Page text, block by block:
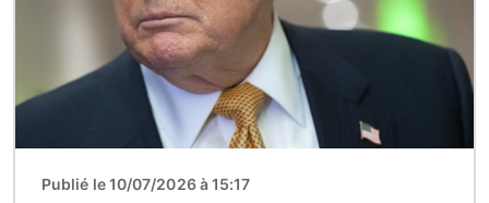
Publié le 10/07/2026 à 15:17